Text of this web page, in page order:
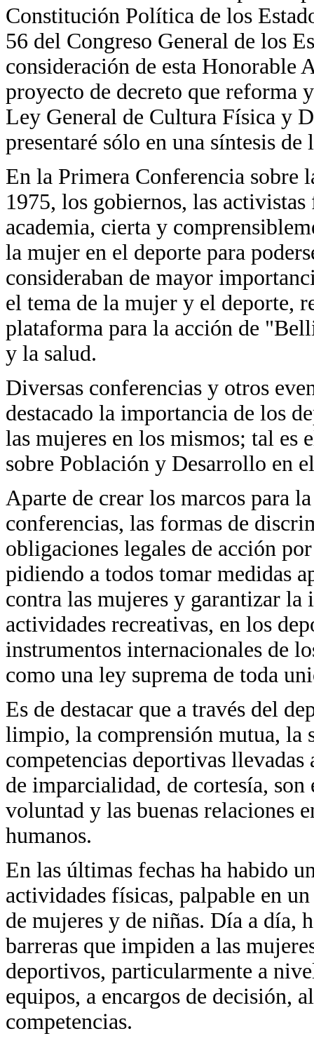
Constitución Política de los
56 del Congreso General de los
consideración de esta Honorable
proyecto de decreto que reforma
Ley General de Cultura Física y
presentaré sólo en una síntesis de
En la Primera Conferencia sobre
1975, los gobiernos, las
academia, cierta y
la mujer en el deporte para
consideraban de mayor
el tema de la mujer y el deporte,
plataforma para la acción de
y la salud.
Diversas conferencias y otros
destacado la importancia de los
las mujeres en los mismos; tal es
sobre Población y Desarrollo en
Aparte de crear los marcos para
conferencias, las formas de
obligaciones legales de acción
pidiendo a todos tomar medidas
contra las mujeres y garantizar
actividades recreativas, en los
instrumentos internacionales de
como una ley suprema de toda
Es de destacar que a través del
limpio, la comprensión mutua, la
competencias deportivas
de imparcialidad, de cortesía,
voluntad y las buenas relaciones
humanos.
En las últimas fechas ha habido
actividades físicas, palpable en
de mujeres y de niñas. Día a día,
barreras que impiden a las
deportivos, particularmente a
equipos, a encargos de decisión,
competencias.